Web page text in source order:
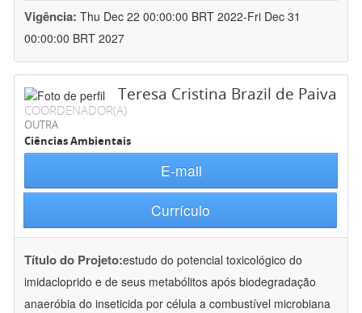
Vigência: Thu Dec 22 00:00:00 BRT 2022-Fri Dec 31
00:00:00 BRT 2027
Teresa Cristina Brazil de Paiva
COORDENADOR(A)
OUTRA
Ciências Ambientais
E-mail
Currículo
Título do Projeto:estudo do potencial toxicológico do
imidacloprido e de seus metabólitos após biodegradação
anaeróbia do inseticida por célula a combustível microbiana